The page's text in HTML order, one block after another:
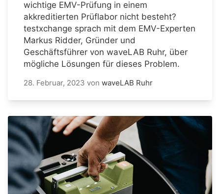
wichtige EMV-Prüfung in einem
akkreditierten Prüflabor nicht besteht?
testxchange sprach mit dem EMV-Experten
Markus Ridder, Gründer und
Geschäftsführer von waveLAB Ruhr, über
mögliche Lösungen für dieses Problem.
28. Februar, 2023 von waveLAB Ruhr